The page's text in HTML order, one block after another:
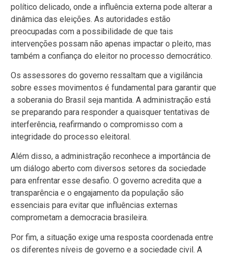
político delicado, onde a influência externa pode alterar a
dinâmica das eleições. As autoridades estão
preocupadas com a possibilidade de que tais
intervenções possam não apenas impactar o pleito, mas
também a confiança do eleitor no processo democrático.
Os assessores do governo ressaltam que a vigilância
sobre esses movimentos é fundamental para garantir que
a soberania do Brasil seja mantida. A administração está
se preparando para responder a quaisquer tentativas de
interferência, reafirmando o compromisso com a
integridade do processo eleitoral.
Além disso, a administração reconhece a importância de
um diálogo aberto com diversos setores da sociedade
para enfrentar esse desafio. O governo acredita que a
transparência e o engajamento da população são
essenciais para evitar que influências externas
comprometam a democracia brasileira.
Por fim, a situação exige uma resposta coordenada entre
os diferentes níveis de governo e a sociedade civil. A